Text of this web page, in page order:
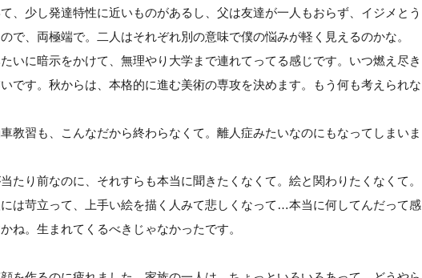
、少し発達特性に近いものがあるし、父は友達が一人もおらず、イジメとう
で、両極端で。二人はそれぞれ別の意味で僕の悩みが軽く見えるのかな。
いに暗示をかけて、無理やり大学まで連れてってる感じです。いつ燃え尽き
です。秋からは、本格的に進む美術の専攻を決めます。もう何も考えられな
教習も、こんなだから終わらなくて。離人症みたいなのにもなってしまいま
たり前なのに、それすらも本当に聞きたくなくて。絵と関わりたくなくて。
は苛立って、上手い絵を描く人みて悲しくなって…本当に何してんだって感
ね。生まれてくるべきじゃなかったです。